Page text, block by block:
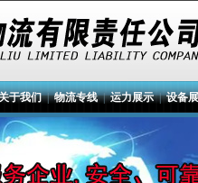
于我们|物流专线|运力展示|设备